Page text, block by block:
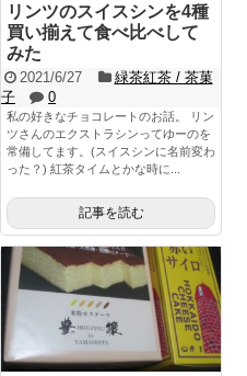
リンツのスイスシンを4種
買い揃えて食べ比べして
みた
2021/6/27
緑茶紅茶 / 茶菓
子
0
私の好きなチョコレートのお話。 リン
ツさんのエクストラシンってゆーのを
常備してます。(スイスシンに名前変わ
った？) 紅茶タイムとかな時に...
記事を読む